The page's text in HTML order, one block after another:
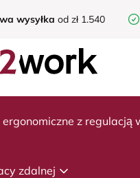
wysyłka od zł 1.540
ergonomiczne z regulacją
zdalnej